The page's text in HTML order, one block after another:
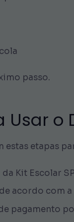
passo.
Usar o
estas etapas
da Kit Escolar
acordo com
pagamento